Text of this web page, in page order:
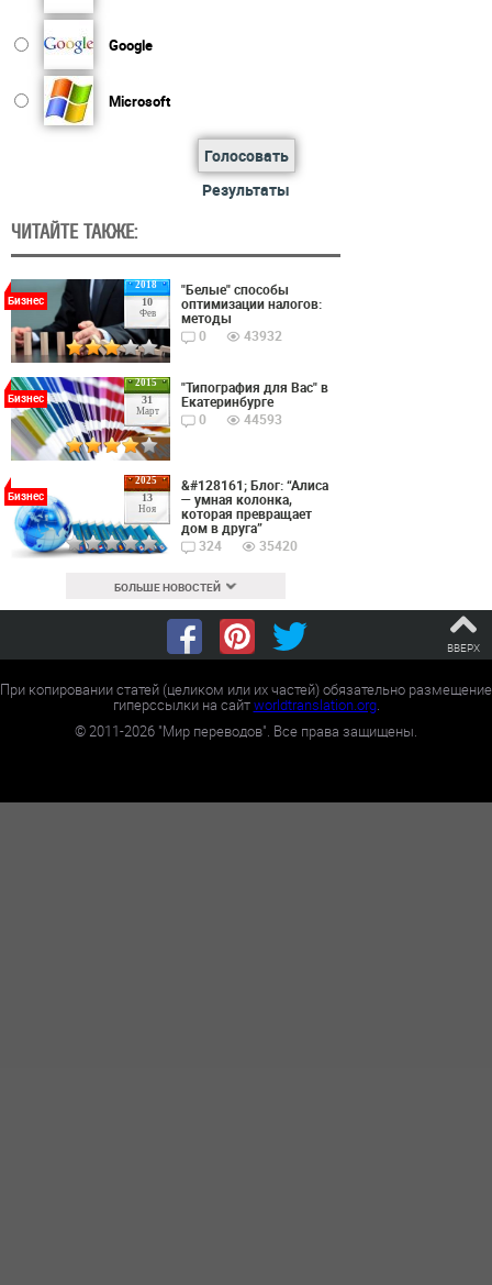
Google
Microsoft
Голосовать
Результаты
ЧИТАЙТЕ ТАКЖЕ:
2018
10
Фев
Бизнес
"Белые" способы
оптимизации налогов:
методы
0
43932
2015
31
Март
Бизнес
"Типография для Вас" в
Екатеринбурге
0
44593
2025
13
Ноя
Бизнес
&#128161; Блог: “Алиса
— умная колонка,
которая превращает
дом в друга”
324
35420
БОЛЬШЕ НОВОСТЕЙ
ВВЕРХ
При копировании статей (целиком или их частей) обязательно размещение
гиперссылки на сайтworldtranslation.org.
©2011-2026 "Мир переводов". Все права защищены.